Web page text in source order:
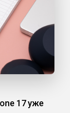
17 уже